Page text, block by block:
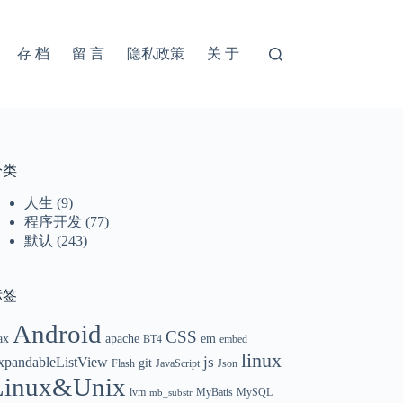
存 档 留 言 隐私政策 关 于
类
人生 (9)
程序开发 (77)
默认 (243)
签
Android apache BT4 CSS em embed
Flash git JavaScript js Json linux
lvm mb_substr MyBatis MySQL